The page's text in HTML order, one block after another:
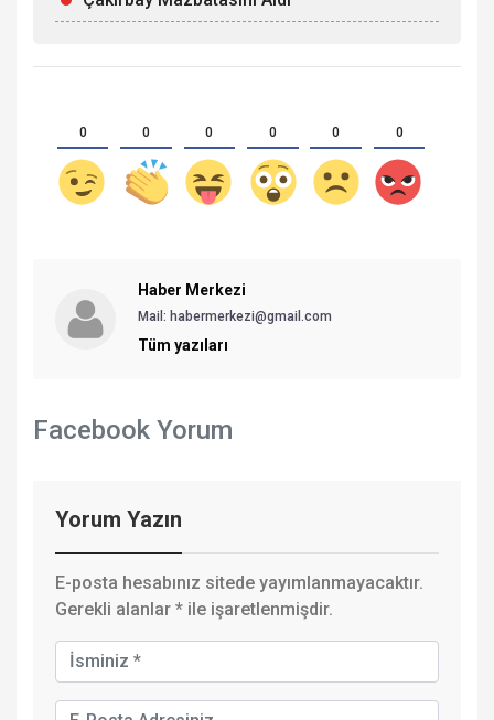
0 0 0 0 0 0
Haber Merkezi
Mail: habermerkezi@gmail.com
Tüm yazıları
Facebook Yorum
Yorum Yazın
E-posta hesabınız sitede yayımlanmayacaktır.
Gerekli alanlar * ile işaretlenmişdir.